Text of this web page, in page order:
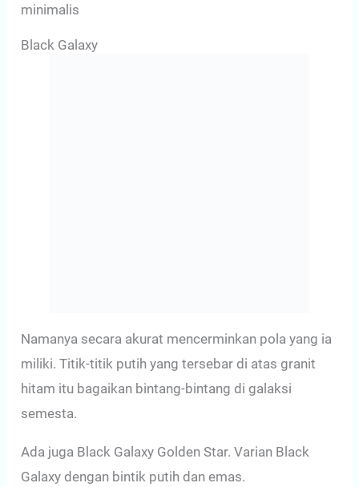
minimalis
Black Galaxy
Namanya secara akurat mencerminkan pola yang ia
miliki. Titik-titik putih yang tersebar di atas granit
hitam itu bagaikan bintang-bintang di galaksi
semesta.
Ada juga Black Galaxy Golden Star. Varian Black
Galaxy dengan bintik putih dan emas.